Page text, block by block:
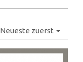
Neueste zuerst